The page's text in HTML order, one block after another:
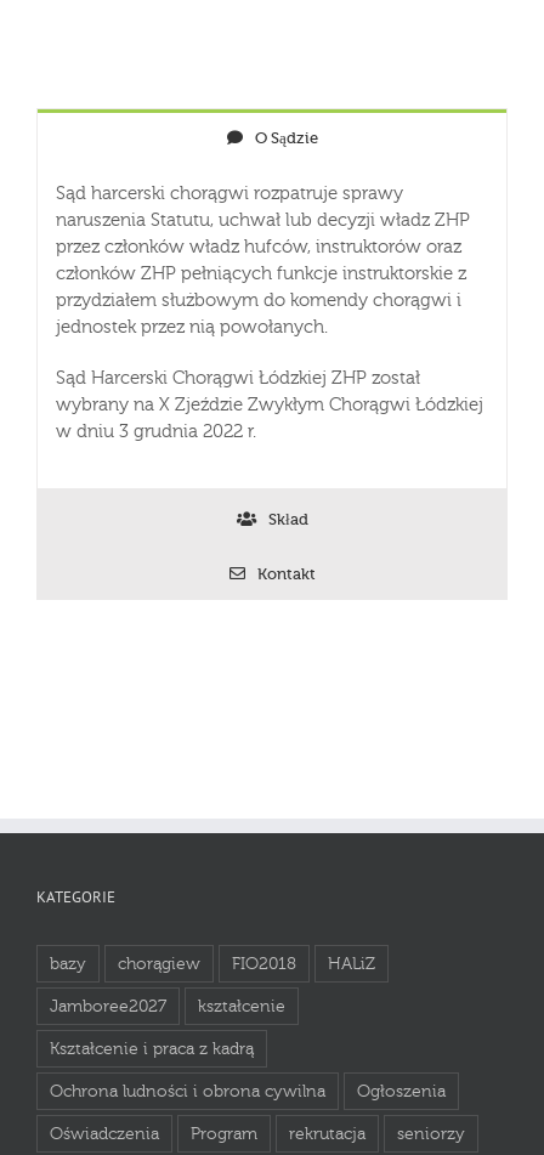
O Sądzie
Sąd harcerski chorągwi rozpatruje sprawy
naruszenia Statutu, uchwał lub decyzji władz ZHP
przez członków władz hufców, instruktorów oraz
członków ZHP pełniących funkcje instruktorskie z
przydziałem służbowym do komendy chorągwi i
jednostek przez nią powołanych.
Sąd Harcerski Chorągwi Łódzkiej ZHP został
wybrany na X Zjeździe Zwykłym Chorągwi Łódzkiej
w dniu 3 grudnia 2022 r.
Skład
Kontakt
KATEGORIE
bazy chorągiew FIO2018 HALiZ
Jamboree2027 kształcenie
Kształcenie i praca z kadrą
Ochrona ludności i obrona cywilna Ogłoszenia
Oświadczenia Program rekrutacja seniorzy